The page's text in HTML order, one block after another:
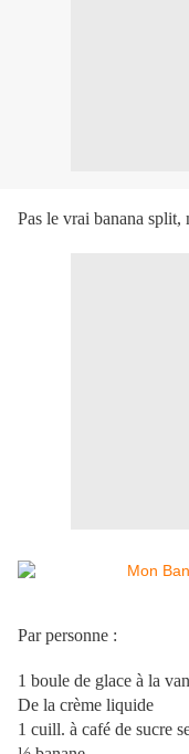
Pas le vrai banana split,
Par personne :
1 boule de glace à la
De la crème liquide
1 cuill. à café de sucre